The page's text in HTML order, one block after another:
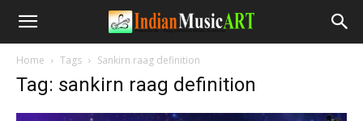
Home Tags Sankirn raag definition
Tag: sankirn raag definition